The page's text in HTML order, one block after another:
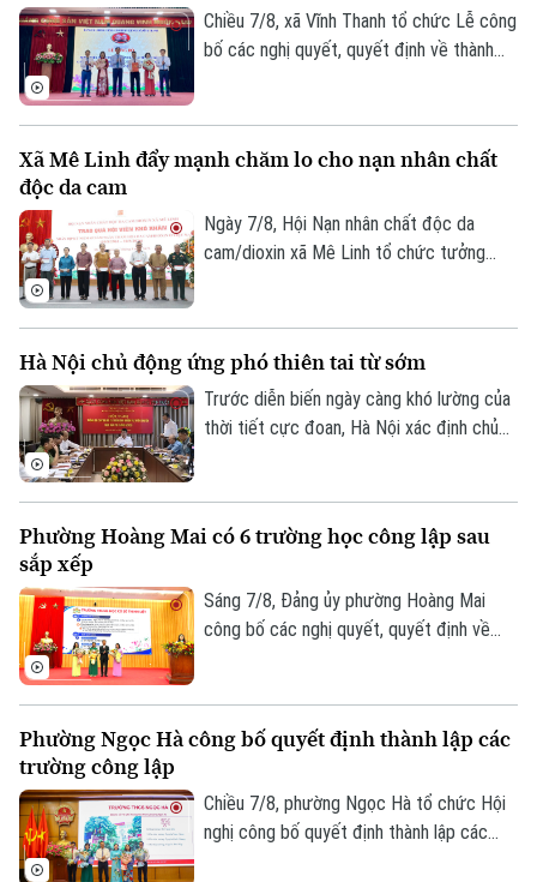
Theo dõi Hà Nội On
phương án bồi thường, hỗ trợ, tái định cư
và tăng cường đối thoại để tạo đồng
Chiều 7/8, xã Vĩnh Thanh tổ chức Lễ công
bố các nghị quyết, quyết định về thành
Xã Mê Linh đẩy mạnh chăm lo cho nạn nhân chất
độc da cam
Ngày 7/8, Hội Nạn nhân chất độc da
cam/dioxin xã Mê Linh tổ chức tưởng
Hà Nội chủ động ứng phó thiên tai từ sớm
Trước diễn biến ngày càng khó lường của
thời tiết cực đoan, Hà Nội xác định chủ
tìm kiếm cứu nạn.
Phường Hoàng Mai có 6 trường học công lập sau
sắp xếp
Sáng 7/8, Đảng ủy phường Hoàng Mai
công bố các nghị quyết, quyết định về
diện sắp xếp được tổ chức lại thành bốn
giảm 55%, vượt yêu cầu Ủy ban nhân dân
thành phố Hà Nội đề ra.
Phường Ngọc Hà công bố quyết định thành lập các
trường công lập
Chiều 7/8, phường Ngọc Hà tổ chức Hội
nghị công bố quyết định thành lập các